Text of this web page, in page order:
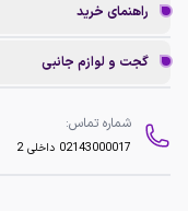
راهنمای خرید
گجت و لوازم جانبی
شماره تماس:
02143000017 داخلی 2